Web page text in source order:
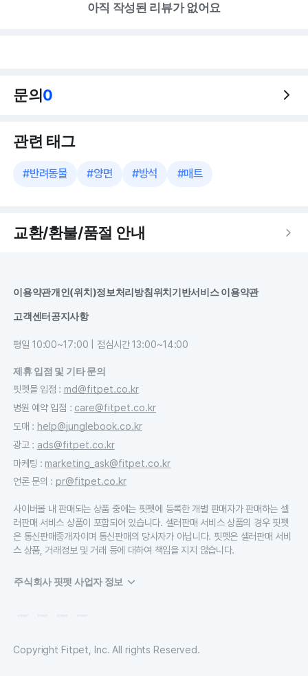
아직 작성된 리뷰가 없어요
문의0
관련 태그
#반려동물 #양면 #방석 #매트
교환/환불/품절 안내
이용약관개인(위치)정보처리방침위치기반서비스 이용약관
고객센터 공지사항
평일 10:00~17:00 | 점심시간 13:00~14:00
제휴 입점 및 기타 문의
핏펫몰 입점 : md@fitpet.co.kr
병원 예약 입점 : care@fitpet.co.kr
도매 : help@junglebook.co.kr
광고: ads@fitpet.co.kr
마케팅 : marketing_ask@fitpet.co.kr
언론 문의 : pr@fitpet.co.kr
사이버몰 내 판매되는 상품 중에는 핏펫에 등록한 개별 판매자가 판매하는 셀
러판매 서비스 상품이 포함되어 있습니다. 셀러판매 서비스 상품의 경우 핏펫
은 통신판매중개자이며 통신판매의 당사자가 아닙니다. 핏펫은 셀러판매 서비
스 상품, 거래정보 및 거래 등에 대하여 책임을 지지 않습니다.
주식회사 핏펫 사업자 정보
Copyright Fitpet, Inc. All rights Reserved.